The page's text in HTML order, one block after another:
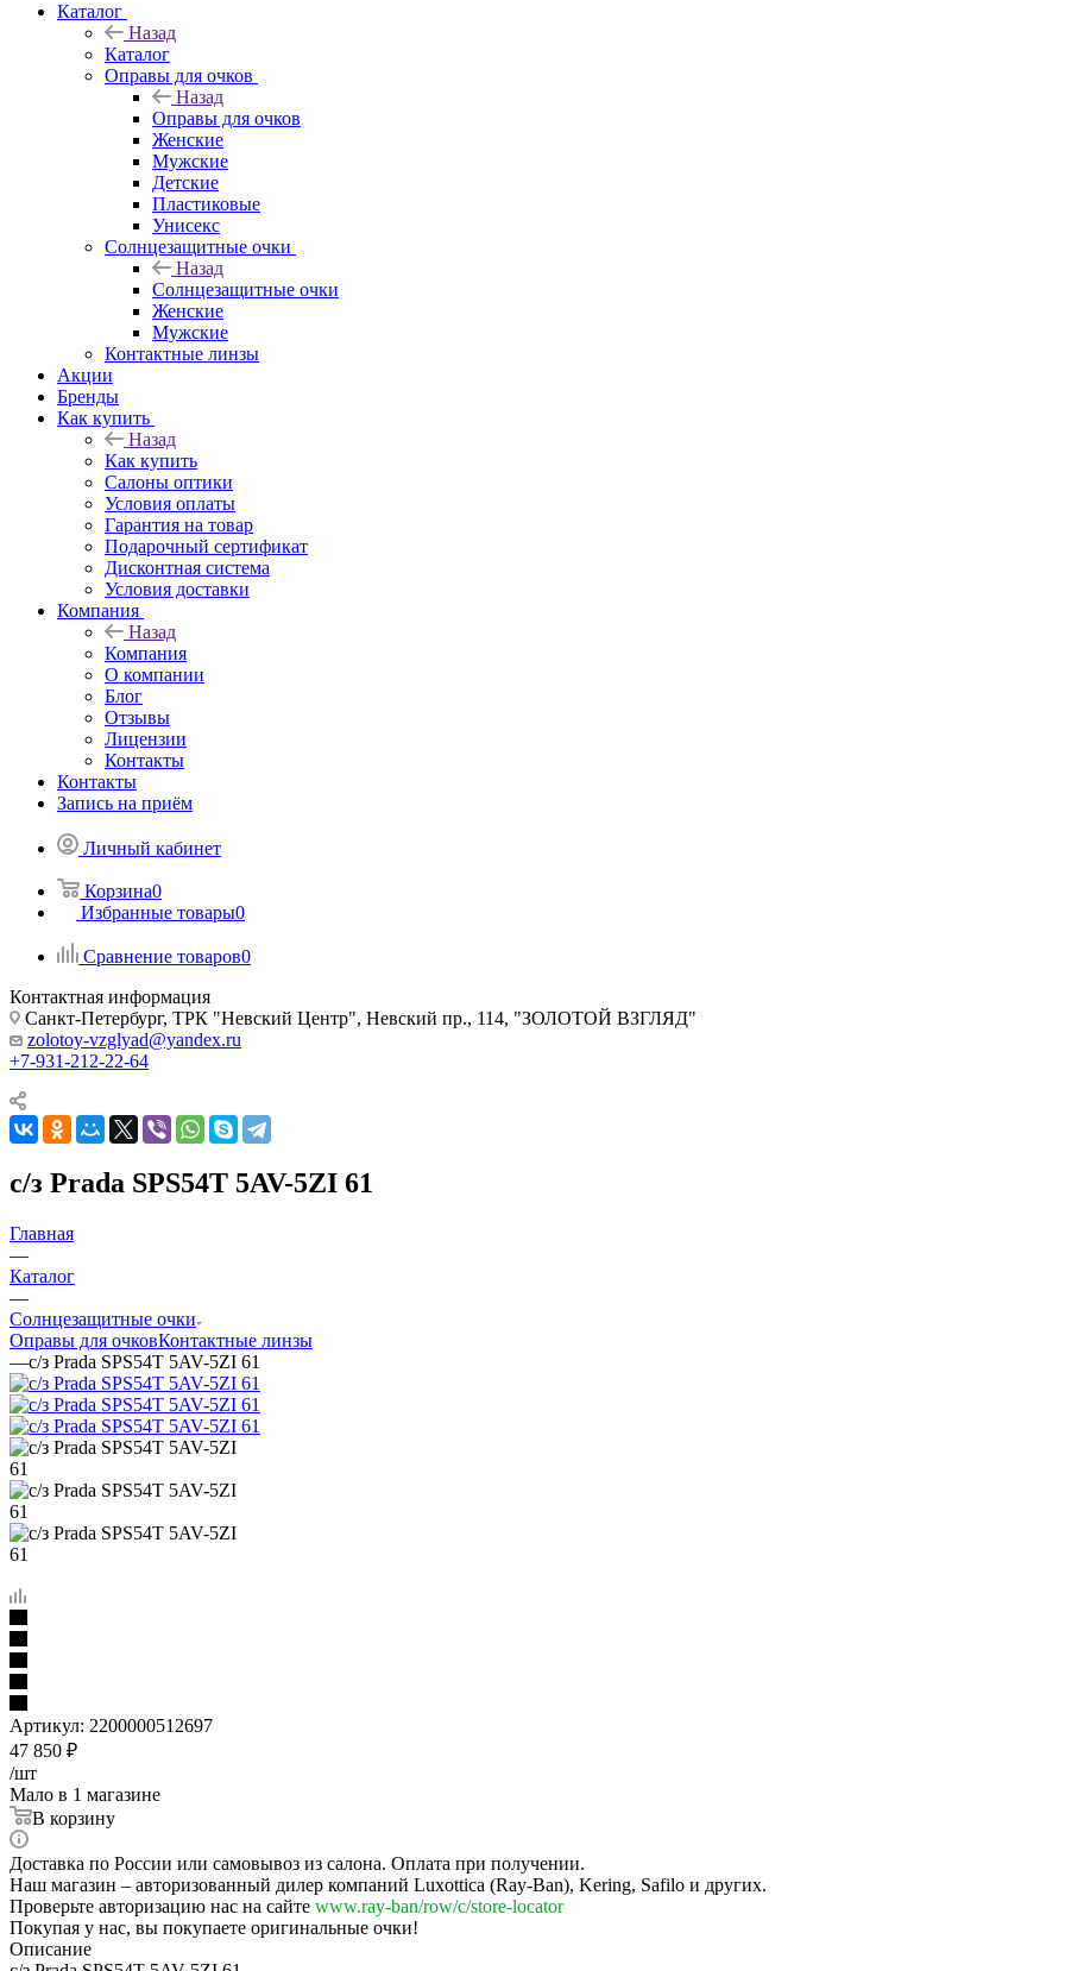
Каталог
Назад
Каталог
Оправы для очков
Назад
Оправы для очков
Женские
Мужские
Детские
Пластиковые
Унисекс
Солнцезащитные очки
Назад
Солнцезащитные очки
Женские
Мужские
Контактные линзы
Акции
Бренды
Как купить
Назад
Как купить
Салоны оптики
Условия оплаты
Гарантия на товар
Подарочный сертификат
Дисконтная система
Условия доставки
Компания
Назад
Компания
О компании
Блог
Отзывы
Лицензии
Контакты
Контакты
Запись на приём
Личный кабинет
Корзина0
Избранные товары0
Сравнение товаров0
Контактная информация
Санкт-Петербург, ТРК "Невский Центр", Невский пр., 114, "ЗОЛОТОЙ ВЗГЛЯД"
zolotoy-vzglyad@yandex.ru
+7-931-212-22-64
с/з Prada SPS54T 5AV-5ZI 61
Главная
—
Каталог
—
Солнцезащитные очки
Оправы для очковКонтактные линзы
—с/з Prada SPS54T 5AV-5ZI 61
Артикул: 2200000512697
47 850 ₽
/шт
Мало в 1 магазине
В корзину
Доставка по России или самовывоз из салона. Оплата при получении.
Наш магазин – авторизованный дилер компаний Luxottica (Ray-Ban), Kering, Safilo и других.
Проверьте авторизацию нас на сайте www.ray-ban/row/c/store-locator
Покупая у нас, вы покупаете оригинальные очки!
Описание